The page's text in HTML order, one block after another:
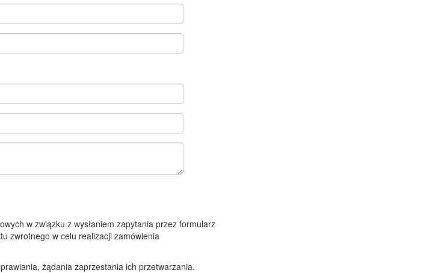
w związku z wysłaniem zapytania przez formularz
zwrotnego w celu realizacji zamówienia
żądania zaprzestania ich przetwarzania.